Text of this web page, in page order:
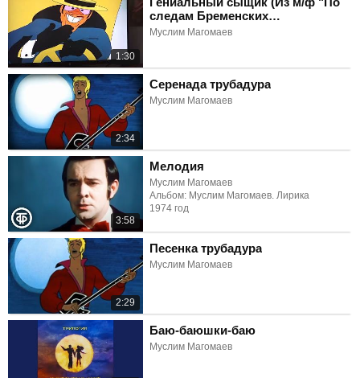
1:30
следам Бременских
музыкантов")
Муслим Магомаев
2:34
Серенада трубадура
Муслим Магомаев
3:58
Мелодия
Муслим Магомаев
Альбом: Муслим Магомаев. Лирика
1974 год
2:29
Песенка трубадура
Муслим Магомаев
Баю-баюшки-баю
Муслим Магомаев